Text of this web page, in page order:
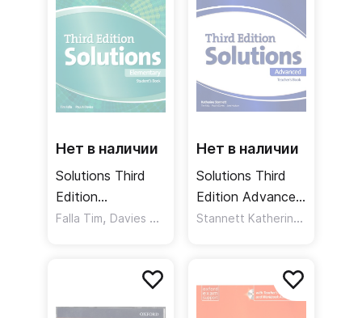
Нет в наличии
Solutions Third
Edition
Elementary
Учебник с онлайн
Falla Tim, Davies Paul A
Нет в наличии
Solutions Third
Edition Advanced
Teacher's Book
Pack Комплект
для учителя
Stannett Katherine,